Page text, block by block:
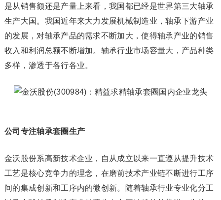
是从销售额还是产量上来看，我国都已经是世界第三大轴承
生产大国。我国近年来大力发展机械制造业，轴承下游产业
的发展，对轴承产品的需求不断加大，使得轴承产业的销售
收入和利润总额不断增加。轴承行业市场容量大，产品种类
多样，渗透于各行各业。
公司专注轴承套圈生产
金沃股份系高新技术企业，自从成立以来一直遵从提升技术
工艺是核心竞争力的理念，在磨前技术产业链不断进行工序
间的集成创新和工序内的微创新。随着轴承行业专业化分工